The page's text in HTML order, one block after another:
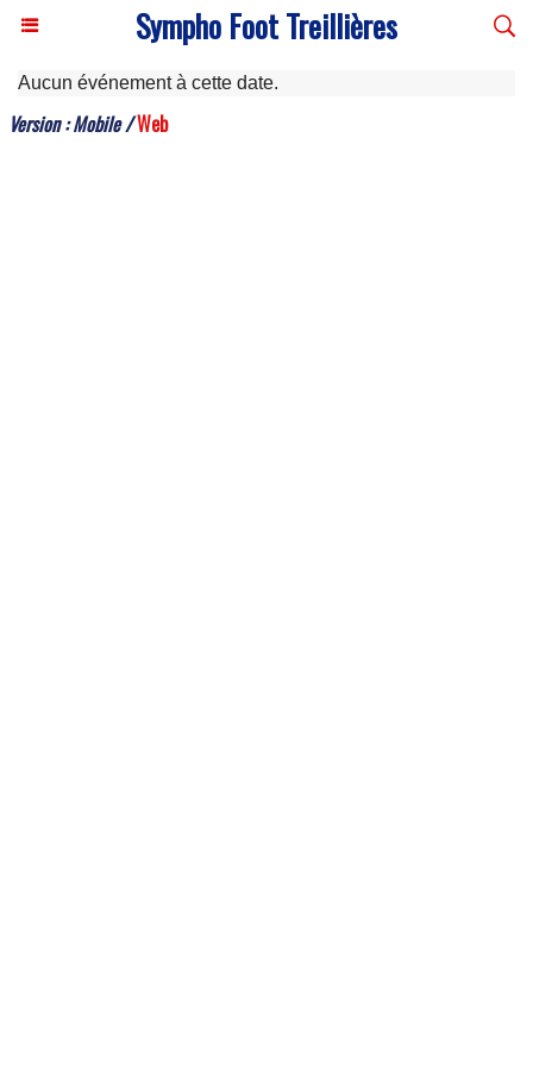
Sympho Foot Treillières
Aucun événement à cette date.
Version :Mobile/Web